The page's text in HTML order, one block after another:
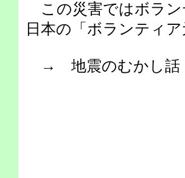
この災害ではボラン
日本の「ボランティ
→ 地震のむかし